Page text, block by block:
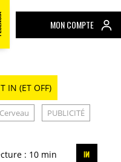
MON COMPTE
IN (ET OFF)
PUBLICITÉ
: 10 min